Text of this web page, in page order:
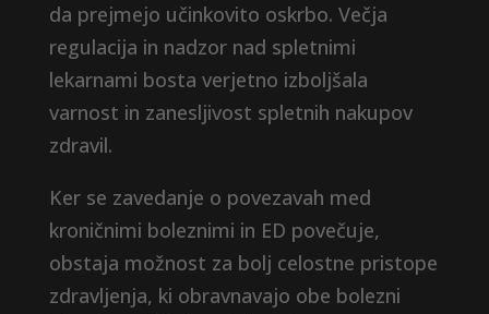
da prejmejo učinkovito oskrbo. Večja
regulacija in nadzor nad spletnimi
lekarnami bosta verjetno izboljšala
varnost in zanesljivost spletnih nakupov
zdravil.
Ker se zavedanje o povezavah med
kroničnimi boleznimi in ED povečuje,
obstaja možnost za bolj celostne pristope
zdravljenja, ki obravnavajo obe bolezni